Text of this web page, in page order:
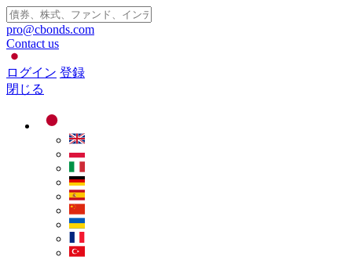
pro@cbonds.com
Contact us
ログイン 登録
閉じる